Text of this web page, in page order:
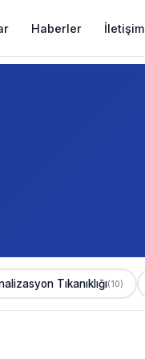
Haberler İletişim
Tıkanıklığı(10)